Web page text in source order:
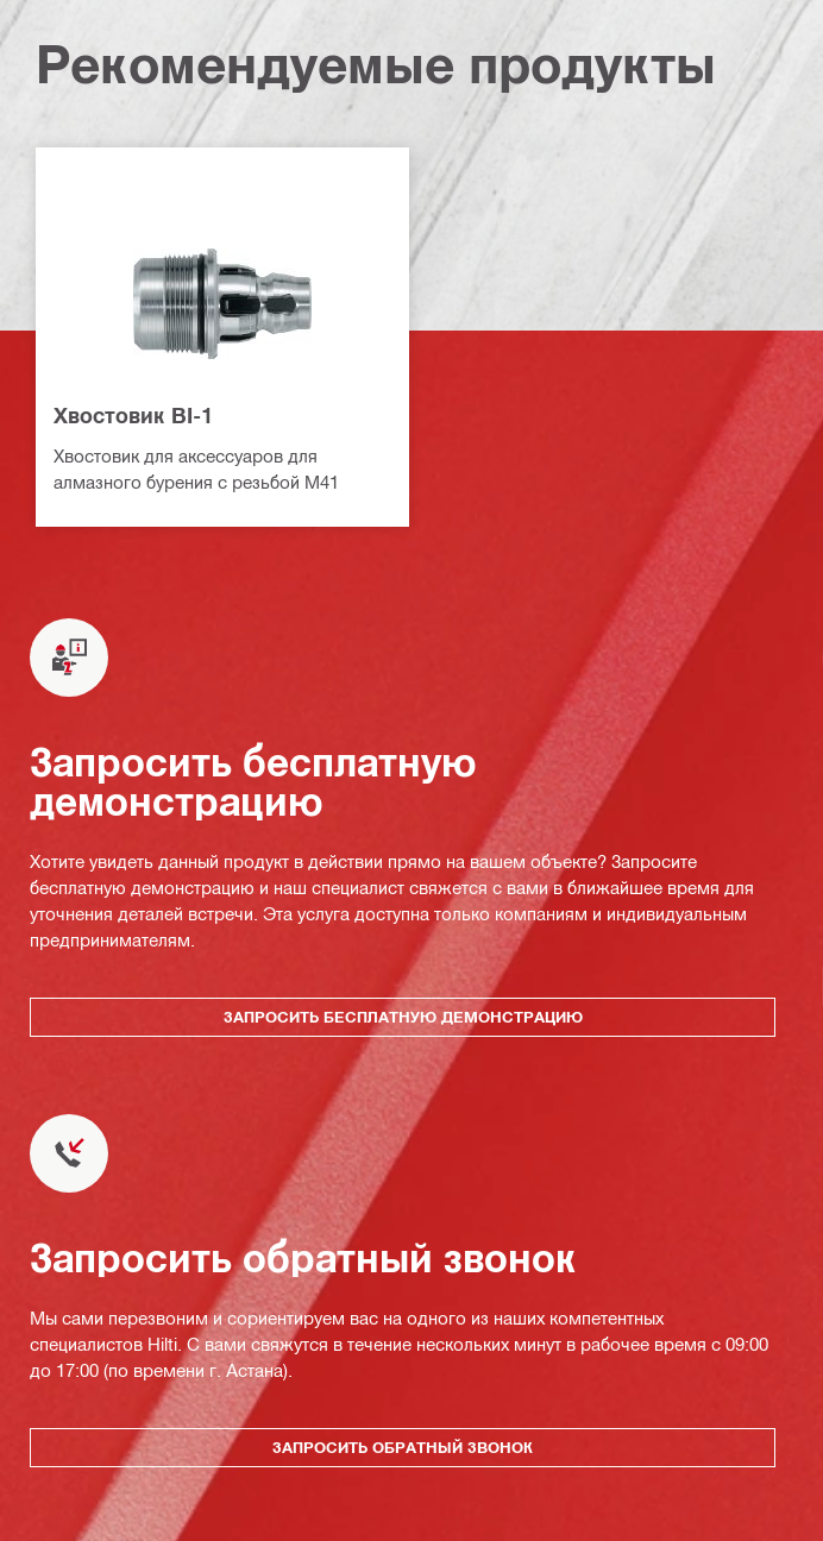
Рекомендуемые продукты
Хвостовик BI-1
Хвостовик для аксессуаров для
алмазного бурения с резьбой M41
Запросить бесплатную
демонстрацию
Хотите увидеть данный продукт в действии прямо на вашем объекте? Запросите
бесплатную демонстрацию и наш специалист свяжется с вами в ближайшее время для
уточнения деталей встречи. Эта услуга доступна только компаниям и индивидуальным
предпринимателям.
ЗАПРОСИТЬ БЕСПЛАТНУЮ ДЕМОНСТРАЦИЮ
Запросить обратный звонок
Мы сами перезвоним и сориентируем вас на одного из наших компетентных
специалистов Hilti. С вами свяжутся в течение нескольких минут в рабочее время с 09:00
до 17:00 (по времени г. Астана).
ЗАПРОСИТЬ ОБРАТНЫЙ ЗВОНОК